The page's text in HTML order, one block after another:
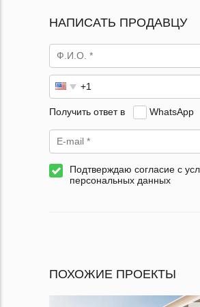
НАПИСАТЬ ПРОДАВЦУ
Получить ответ в WhatsApp
Подтверждаю согласие с
персональных данных
ПОХОЖИЕ ПРОЕКТЫ